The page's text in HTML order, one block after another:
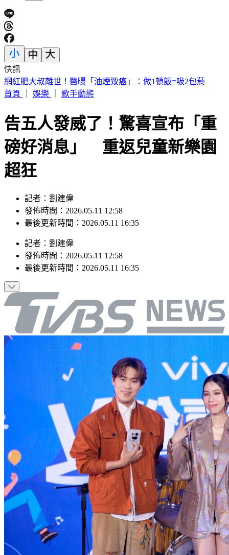
快訊
北市6旬老姊姊大街狂毆56歲弟 背後心酸原因曝
首頁
娛樂 歌手動態
告五人發威了！驚喜宣布「重
磅好消息」 重返兒童新樂園
超狂
記者：劉建偉
發佈時間：2026.05.11 12:58
最後更新時間：2026.05.11 16:35
記者 ： 劉建偉
發佈時間： 2026.05.11 12:58
最後更新時間： 2026.05.11 16:35